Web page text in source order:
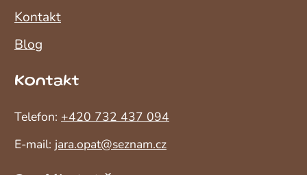
Kontakt
Blog
Kontakt
Telefon: +420 732 437 094
E-mail: jara.opat@seznam.cz